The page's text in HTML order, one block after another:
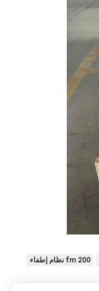
fm 200 نظام إطفاء